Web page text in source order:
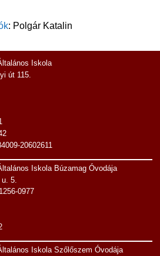
: Polgár Katalin
Iskola
út 115.
20602611
Iskola Búzamag Óvodája
5.
0977
Iskola Szőlőszem Óvodája